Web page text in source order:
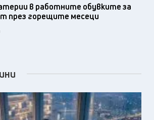
в работните обувките за
през горещите месеци